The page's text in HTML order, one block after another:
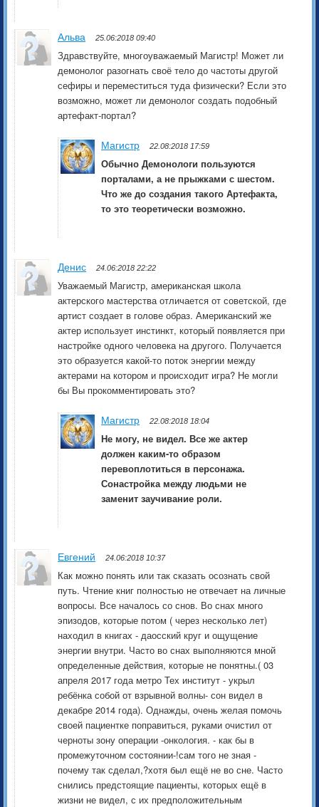
Альва 25.06:2018 09:40
Здравствуйте, многоуважаемый Магистр! Может ли
демонолог разогнать своё тело до частоты другой
сефиры и переместиться туда физически? Если это
возможно, может ли демонолог создать подобный
артефакт-портал?
Магистр 22.08:2018 17:59
Обычно Демонологи пользуются
порталами, а не прыжками с шестом.
Что же до создания такого Артефакта,
то это теоретически возможно.
Денис 24.06:2018 22:22
Уважаемый Магистр, американская школа
актерского мастерства отличается от советской, где
артист создает в голове образ. Американский же
актер использует инстинкт, который появляется при
настройке одного человека на другого. Получается
это образуется какой-то поток энергии между
актерами на котором и происходит игра? Не могли
бы Вы прокомментировать это?
Магистр 22.08:2018 18:04
Не могу, не видел. Все же актер
должен каким-то образом
перевоплотиться в персонажа.
Сонастройка между людьми не
заменит заучивание роли.
Евгений 24.06:2018 10:37
Как можно понять или так сказать осознать свой
путь. Чтение книг полностью не отвечает на личные
вопросы. Все началось со снов. Во снах много
эпизодов, которые потом ( через несколько лет)
находил в книгах - даосский круг и ощущение
энергии внутри. Часто во снах выполняются мной
определенные действия, которые не понятны.( 03
апреля 2017 года метро Тех институт - укрыл
ребёнка собой от взрывной волны- сон видел в
декабре 2014 года). Однажды, очень желая помочь
своей пациентке поправиться, руками очистил от
черноты зону операции -онкология. - как бы в
промежуточном состоянии-!сам того не зная -
почему так сделал,?хотя был ещё не во сне. Часто
снились предстоящие пациенты, которых ещё в
жизни не видел, с их предположительным